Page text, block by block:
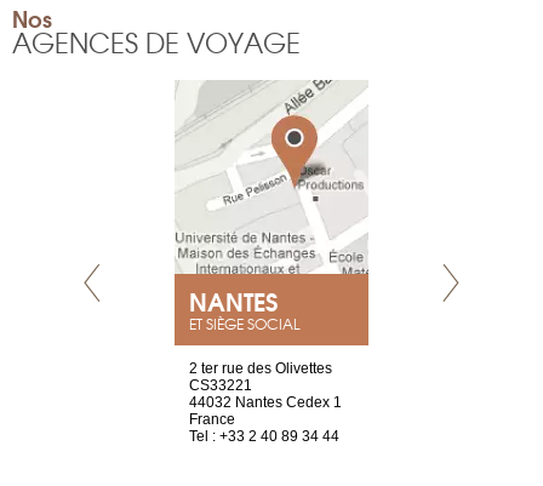
Nos
AGENCES DE VOYAGE
NANTES
ET SIÈGE SOCIAL
2 ter rue des Olivettes
CS33221
44032 Nantes Cedex 1
France
Tel : +33 2 40 89 34 44